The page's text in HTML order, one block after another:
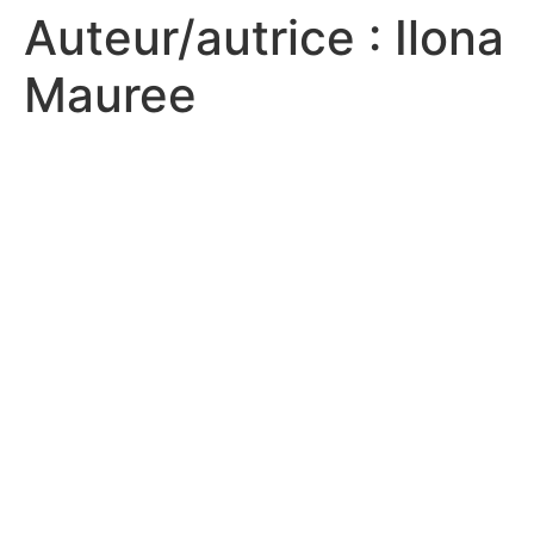
Auteur/autrice : Ilona
Mauree